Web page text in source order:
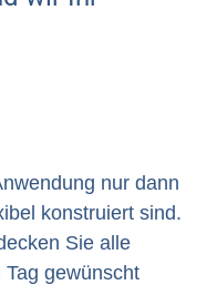
nur dann
konstruiert sind.
Sie alle
gewünscht